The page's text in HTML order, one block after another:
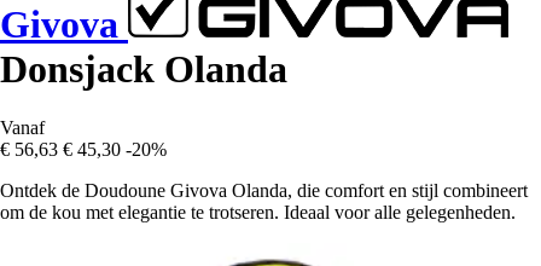
Givova
Donsjack Olanda
Vanaf
€ 56,63 € 45,30 -20%
Ontdek de Doudoune Givova Olanda, die comfort en stijl combineert
om de kou met elegantie te trotseren. Ideaal voor alle gelegenheden.